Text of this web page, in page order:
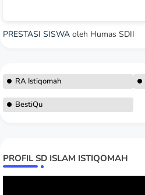
PRESTASI SISWA oleh Humas SDII
RA Istiqomah
BestiQu
PROFIL SD ISLAM ISTIQOMAH